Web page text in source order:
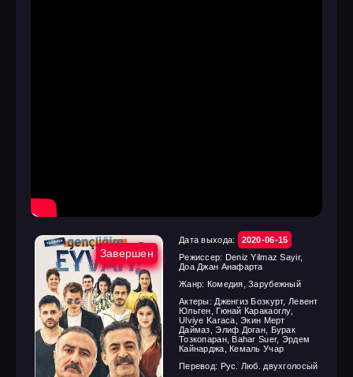
Завершен
Дата выхода:
2020-06-15
Режиссер: Deniz Yilmaz Sayir,
Доа Джан Анафарта
Жанр: Комедия, Зарубежный
Актеры: Дженгиз Бозкурт, Левент
Юльген, Гюнай Каракаоглу,
Ulviye Karaca, Экин Мерт
Даймаз, Элиф Доган, Бурак
Тозкопаран, Bahar Suer, Эрдем
Кайнарджа, Кемаль Учар
Перевод: Рус. Люб. двухголосый